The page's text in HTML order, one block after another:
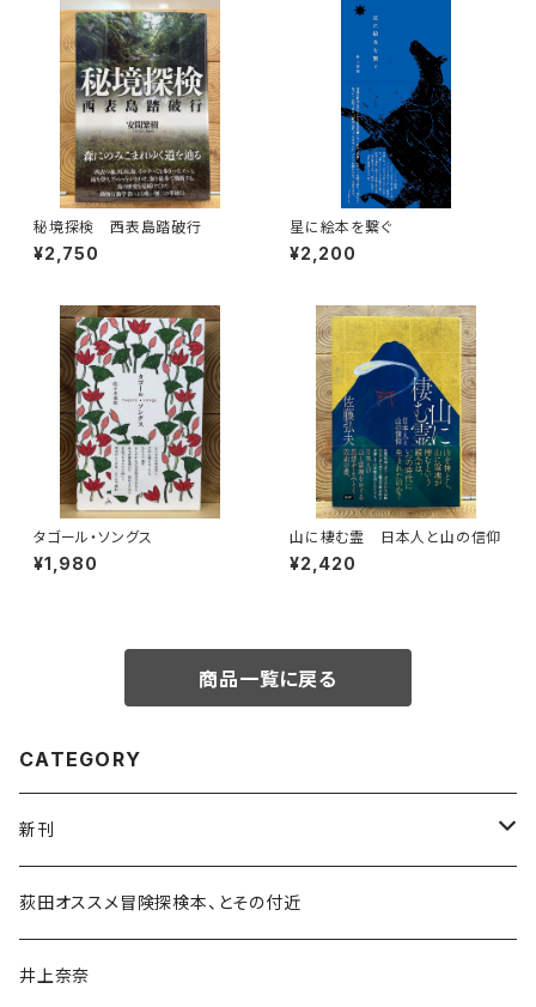
秘境探検 西表島踏破行
¥2,750
星に絵本を繋ぐ
¥2,200
タゴール・ソングス
¥1,980
山に棲む霊 日本人と山の信仰
¥2,420
商品一覧に戻る
CATEGORY
新刊
和書
文学・小説・物語
荻田オススメ冒険探検本、とその付近
井上奈奈